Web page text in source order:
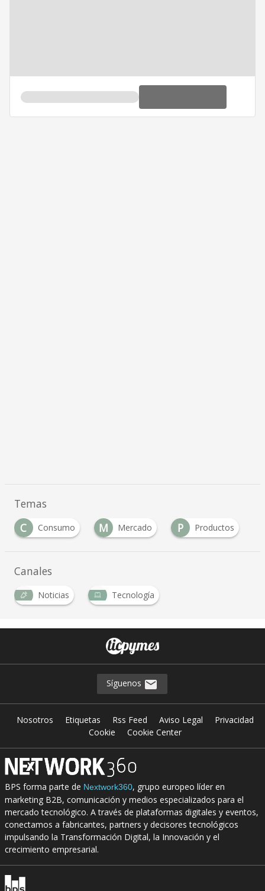
Temas
C
Consumo M Mercado P Productos
Canales
Noticias Tecnología
Síguenos
Nosotros Etiquetas Rss Feed Aviso Legal
Privacidad
Cookie
Cookie Center
BPS forma parte de Nextwork360, grupo europeo líder en
marketing B2B, comunicación y medios especializados para el
mercado tecnológico. A través de plataformas digitales y eventos,
conectamos a fabricantes, partners y decisores tecnológicos
impulsando la Transformación Digital, la Innovación y el
crecimiento empresarial.